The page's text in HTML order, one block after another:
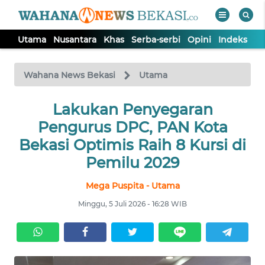
Utama Nusantara Khas Serba-serbi Opini Indeks
Wahana News Bekasi Utama
Lakukan Penyegaran
Pengurus DPC, PAN Kota
Bekasi Optimis Raih 8 Kursi di
Pemilu 2029
Mega Puspita - Utama
Minggu, 5 Juli 2026 - 16:28 WIB
TV
Tutup
NUSANTARA
SERBI
OPINI